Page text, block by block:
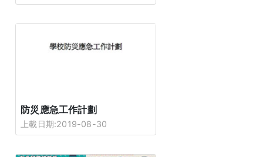
防災應急工作計劃
上載日期:2019-08-30